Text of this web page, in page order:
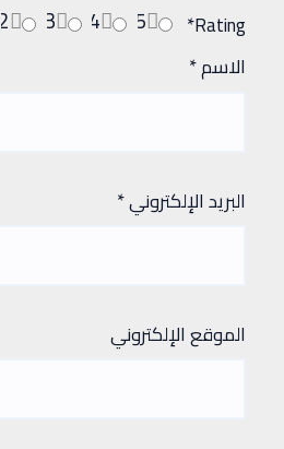
Rating
*
5
4
3
2
الاسم*
البريد الإلكتروني*
الموقع الإلكتروني